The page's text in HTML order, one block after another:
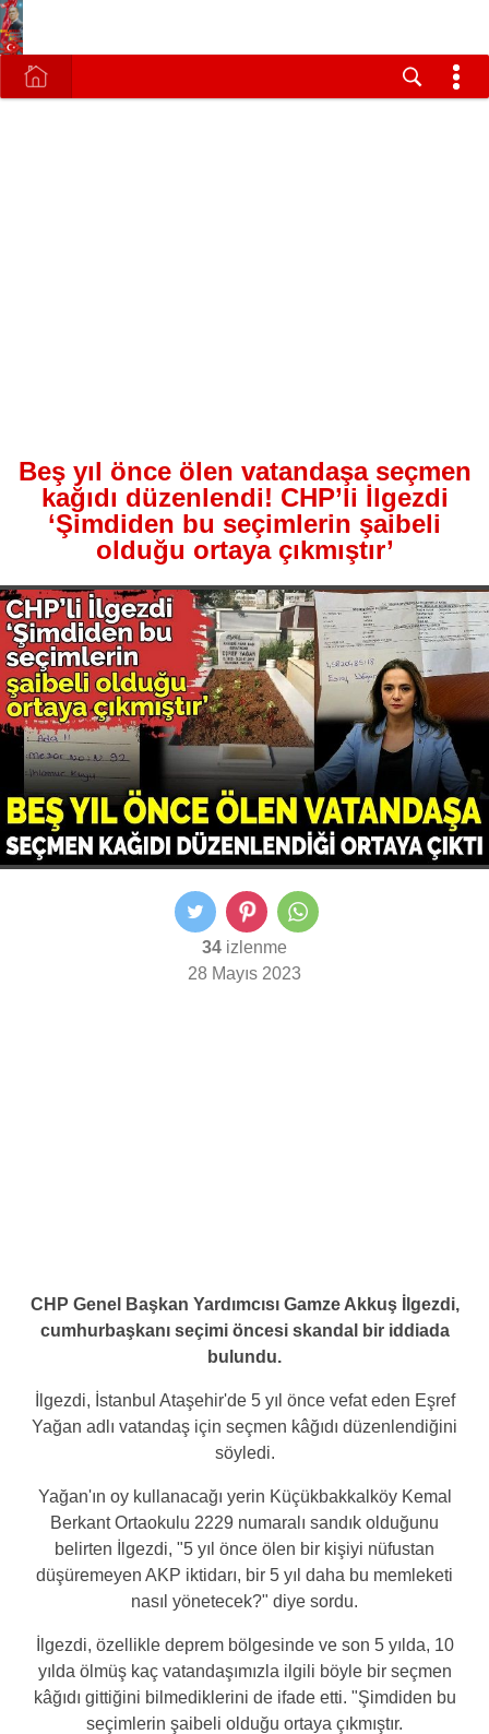
Beş yıl önce ölen vatandaşa seçmen
kağıdı düzenlendi! CHP’li İlgezdi
‘Şimdiden bu seçimlerin şaibeli
olduğu ortaya çıkmıştır’
34 izlenme
28 Mayıs 2023
CHP Genel Başkan Yardımcısı Gamze Akkuş İlgezdi,
cumhurbaşkanı seçimi öncesi skandal bir iddiada
bulundu.
İlgezdi, İstanbul Ataşehir'de 5 yıl önce vefat eden Eşref
Yağan adlı vatandaş için seçmen kâğıdı düzenlendiğini
söyledi.
Yağan'ın oy kullanacağı yerin Küçükbakkalköy Kemal
Berkant Ortaokulu 2229 numaralı sandık olduğunu
belirten İlgezdi, "5 yıl önce ölen bir kişiyi nüfustan
düşüremeyen AKP iktidarı, bir 5 yıl daha bu memleketi
nasıl yönetecek?" diye sordu.
İlgezdi, özellikle deprem bölgesinde ve son 5 yılda, 10
yılda ölmüş kaç vatandaşımızla ilgili böyle bir seçmen
kâğıdı gittiğini bilmediklerini de ifade etti. "Şimdiden bu
seçimlerin şaibeli olduğu ortaya çıkmıştır.